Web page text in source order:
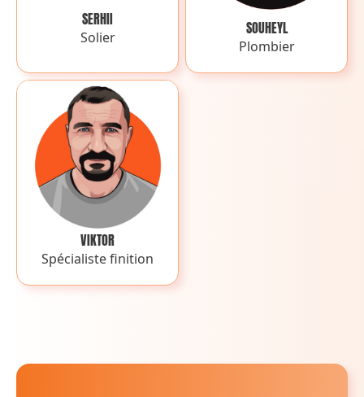
SERHII
Solier SOUHEYL
Plombier
VIKTOR
Spécialiste finition